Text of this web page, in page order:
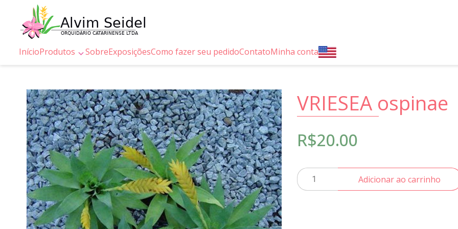
InícioProdutos SobreExposiçõesComo fazer seu pedidoContatoMinha conta
VRIESEA ospinae
R$20.00
VRIESEA
ospinae
Adicionar ao carrinho